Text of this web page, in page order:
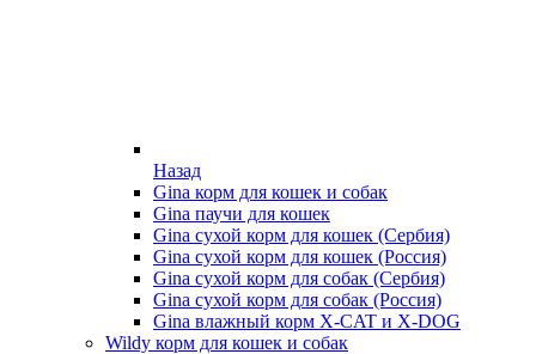
Назад
Gina корм для кошек и собак
Gina паучи для кошек
Gina сухой корм для кошек (Сербия)
Gina сухой корм для кошек (Россия)
Gina сухой корм для собак (Сербия)
Gina сухой корм для собак (Россия)
Gina влажный корм X-CAT и X-DOG
Wildy корм для кошек и собак